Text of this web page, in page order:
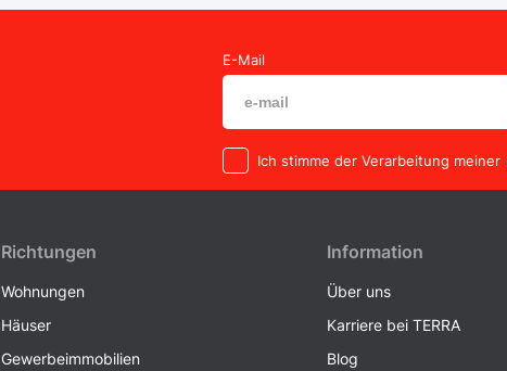
E-Mail
Ich stimme der Verarbeitung meiner
Richtungen
Wohnungen
Häuser
Gewerbeimmobilien
Information
Über uns
Karriere bei TERRA
Blog